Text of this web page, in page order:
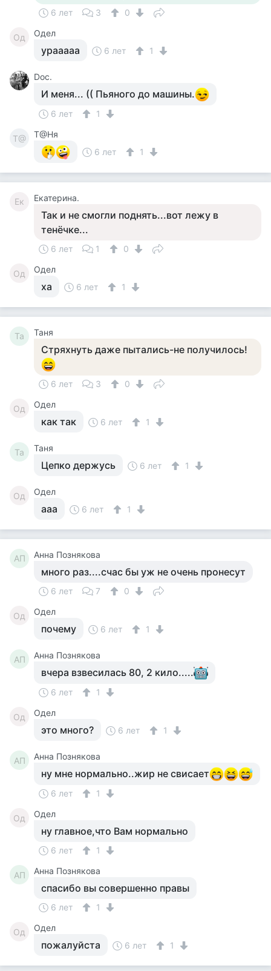
6 лет 3 0
Од Одел
урааааа 6 лет 1
Doc.
И меня... (( Пьяного до машины.
6 лет 1
Т@
Т@Ня
6 лет
1
Ек Екатерина.
Так и не смогли поднять...вот лежу в
тенёчке...
6 лет 1 0
Од Одел
ха 6 лет 1
Та Таня
Стряхнуть даже пытались-не получилось!
6 лет 3 0
Од Одел
как так 6 лет 1
Та Таня
Цепко держусь 6 лет 1
Од Одел
ааа 6 лет 1
АП Анна Познякова
много раз....счас бы уж не очень пронесут
6 лет 7 0
Од Одел
почему 6 лет 1
АП Анна Познякова
вчера взвесилась 80, 2 кило.....
6 лет 1
Од Одел
это много? 6 лет 1
АП Анна Познякова
ну мне нормально..жир не свисает
6 лет 1
Од Одел
ну главное,что Вам нормально
6 лет 1
АП Анна Познякова
спасибо вы совершенно правы
6 лет 1
Од Одел
пожалуйста 6 лет 1